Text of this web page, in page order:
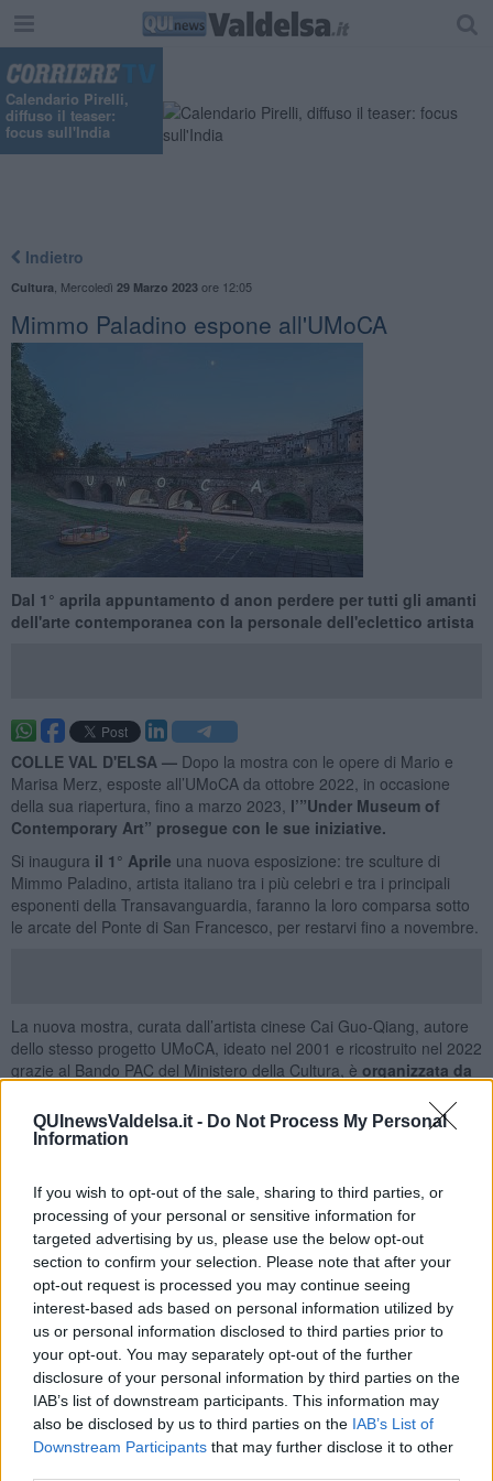
QUInewsValdelsa.it - Do Not Process My Personal
Information
If you wish to opt-out of the sale, sharing to third parties, or
processing of your personal or sensitive information for
targeted advertising by us, please use the below opt-out
section to confirm your selection. Please note that after your
opt-out request is processed you may continue seeing
interest-based ads based on personal information utilized by
us or personal information disclosed to third parties prior to
your opt-out. You may separately opt-out of the further
disclosure of your personal information by third parties on the
IAB’s list of downstream participants. This information may
also be disclosed by us to third parties on the IAB’s List of
Downstream Participants that may further disclose it to other
Calendario Pirelli,
diffuso il teaser:
focus sull'India
Indietro
Cultura Mercoledì 29 Marzo 2023ore 12:05
Mimmo Paladino espone all'UMoCA
Dal 1° aprila appuntamento d anon perdere per tutti gli amanti
dell'arte contemporanea con la personale dell'eclettico artista
COLLE VAL D'ELSA — Dopo la mostra con le opere di Mario e
Marisa Merz, esposte all’UMoCA da ottobre 2022, in occasione
della sua riapertura, fino a marzo 2023, l’”Under Museum of
Contemporary Art” prosegue con le sue iniziative.
Si inaugura il 1° Aprile una nuova esposizione: tre sculture di
Mimmo Paladino, artista italiano tra i più celebri e tra i principali
esponenti della Transavanguardia, faranno la loro comparsa sotto
le arcate del Ponte di San Francesco, per restarvi fino a novembre.
La nuova mostra, curata dall’artista cinese Cai Guo-Qiang, autore
dello stesso progetto UMoCA, ideato nel 2001 e ricostruito nel 2022
grazie al Bando PAC del Ministero della Cultura, è organizzata da
che confermano, tramite il proseguimento della programmazione
espositiva di UMoCA, il loro impegno per promuovere l’arte nello
Per l’inaugurazione della nuova mostra,ci sarà nella giornata del
31 marzo, alle ore 19, una visita alla presenza dell’artista alla
Fonte delle Fatee, alle ore 20, la proiezione al Cinema Garibaldi
di Poggibonsi del filmLa divina cometa(2022), ultima opera
cinematografica di Mimmo Paladino; a seguito della proiezione
(durata 96 minuti) è prevista negli spazi del cinema una
conversazione tra l’artista e Mario Lorini, Presidente ANEC -
Associazione Nazionale Esercenti Cinema. Nella giornata del 1°
aprile a Colle Valdesa, alle ore 12, avverrà l’apertura di UMoCA con
le opere di Mimmo Paladino.
“Salutiamo con grande piacere questa seconda mostra all’UMoCA,
e siamo orgogliosi di poter ospitare a Colle uno dei più noti ed